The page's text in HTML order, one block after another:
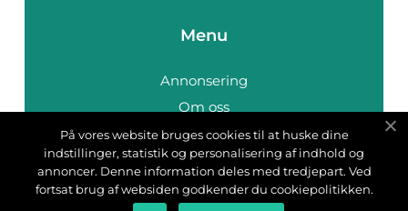
Menu
Annonsering
Om oss
Cookies
Kontakta oss
Sitemap
På vores website bruges cookies til at huske dine
indstillinger, statistik og personalisering af indhold og
annoncer. Denne information deles med tredjepart. Ved
fortsat brug af websiden godkender du cookiepolitikken.